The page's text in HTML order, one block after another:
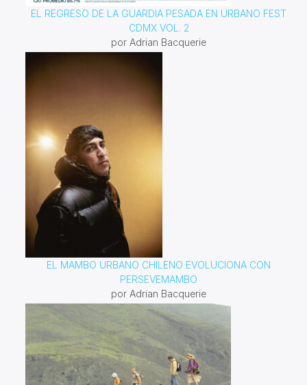
EL REGRESO DE LA GUARDIA PESADA EN URBANO FEST
CDMX VOL. 2
por Adrian Bacquerie
EL MAMBO URBANO CHILENO EVOLUCIONA CON
PERSEVEMAMBO
por Adrian Bacquerie